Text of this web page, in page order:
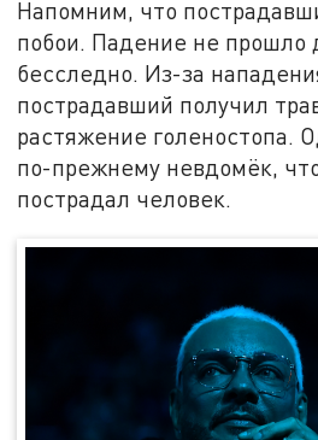
Напомним, что
побои. Падение не прошло
бесследно. Из-за
пострадавший получил
растяжение голеностопа.
по-прежнему невдомёк,
пострадал человек.